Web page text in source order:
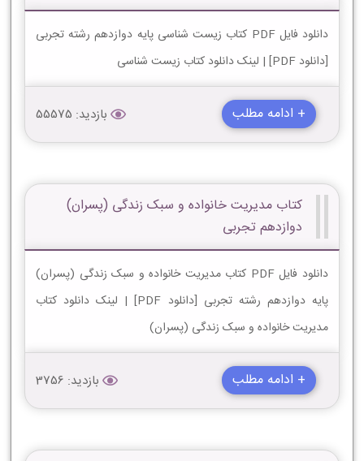
دانلود فایل PDF کتاب زیست شناسی پایه دوازدهم رشته تجربی
[دانلود PDF] | لینک دانلود کتاب زیست شناسی
+ ادامه مطلب بازدید: 55575
کتاب مدیریت خانواده و سبک زندگی (پسران)
دوازدهم تجربی
دانلود فایل PDF کتاب مدیریت خانواده و سبک زندگی (پسران)
پایه دوازدهم رشته تجربی [دانلود PDF] | لینک دانلود کتاب
مدیریت خانواده و سبک زندگی (پسران)
+ ادامه مطلب بازدید: 3756